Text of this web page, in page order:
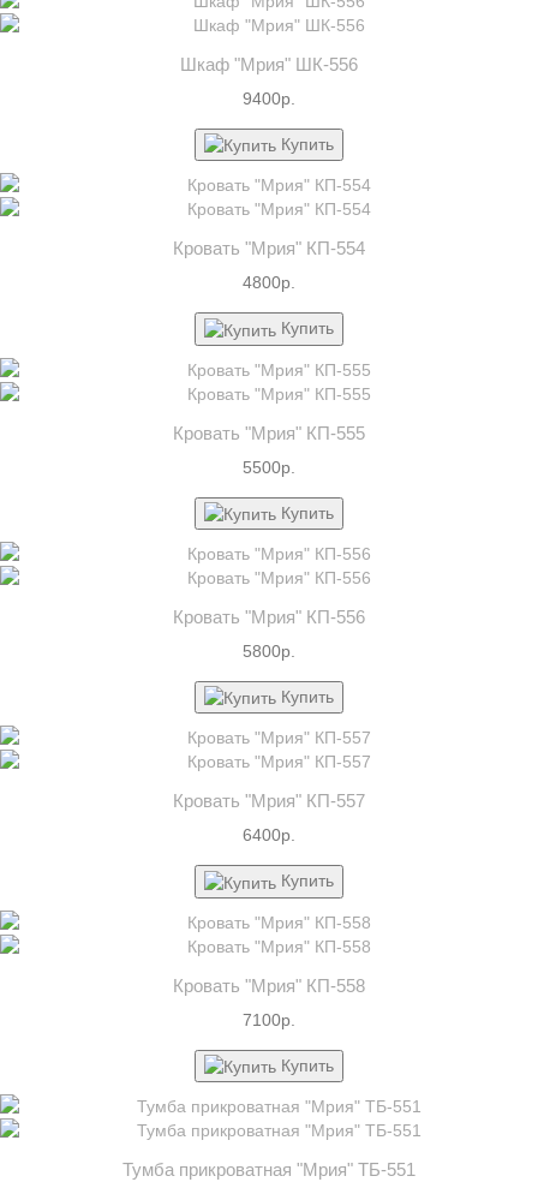
Шкаф "Мрия" ШК-556
9400р.
Купить
Кровать "Мрия" КП-554
4800р.
Купить
Кровать "Мрия" КП-555
5500р.
Купить
Кровать "Мрия" КП-556
5800р.
Купить
Кровать "Мрия" КП-557
6400р.
Купить
Кровать "Мрия" КП-558
7100р.
Купить
Тумба прикроватная "Мрия" ТБ-551